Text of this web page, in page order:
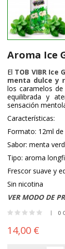
Aroma Ice
El TOB VIBR Ice
menta dulce y
los caramelos
equilibrada y
sensación
Características:
Formato: 12ml
Sabor: menta
Tipo: aroma
Frescor suave y
Sin nicotina
VER MODO DE
0
14,00 €